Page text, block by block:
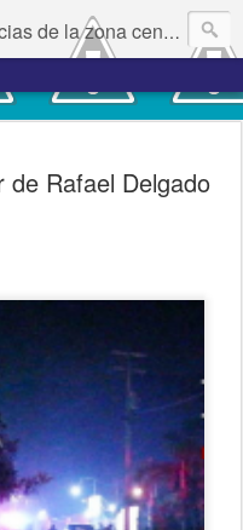
la zona centro del estado de Veracruz.
de Rafael Delgado